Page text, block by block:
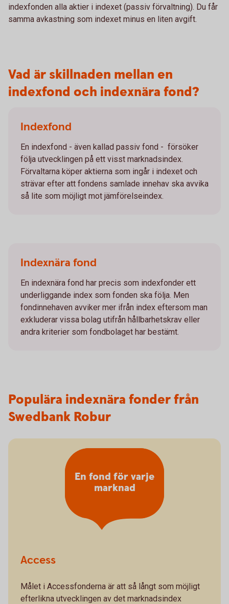
indexfonden alla aktier i indexet (passiv förvaltning). Du får
samma avkastning som indexet minus en liten avgift.
Vad är skillnaden mellan en
indexfond och indexnära fond?
Indexfond
En indexfond - även kallad passiv fond - försöker
följa utvecklingen på ett visst marknadsindex.
Förvaltarna köper aktierna som ingår i indexet och
strävar efter att fondens samlade innehav ska avvika
så lite som möjligt mot jämförelseindex.
Indexnära fond
En indexnära fond har precis som indexfonder ett
underliggande index som fonden ska följa. Men
fondinnehaven avviker mer ifrån index eftersom man
exkluderar vissa bolag utifrån hållbarhetskrav eller
andra kriterier som fondbolaget har bestämt.
Populära indexnära fonder från
Swedbank Robur
Access
Målet i Accessfonderna är att så långt som möjligt
efterlikna utvecklingen av det marknadsindex
En fond för varje
marknad